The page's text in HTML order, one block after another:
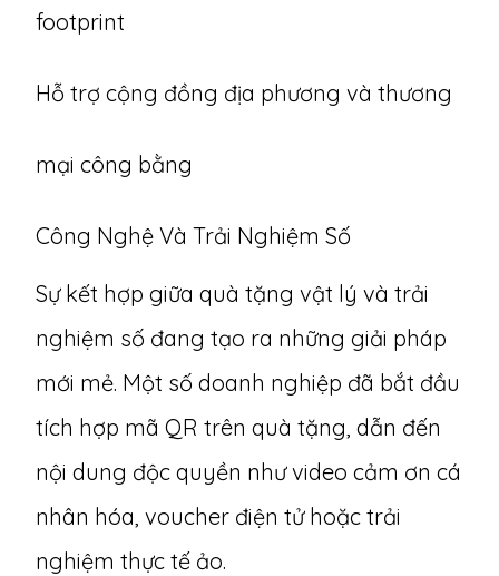
footprint
Hỗ trợ cộng đồng địa phương và thương
mại công bằng
Công Nghệ Và Trải Nghiệm Số
Sự kết hợp giữa quà tặng vật lý và trải
nghiệm số đang tạo ra những giải pháp
mới mẻ. Một số doanh nghiệp đã bắt đầu
tích hợp mã QR trên quà tặng, dẫn đến
nội dung độc quyền như video cảm ơn cá
nhân hóa, voucher điện tử hoặc trải
nghiệm thực tế ảo.